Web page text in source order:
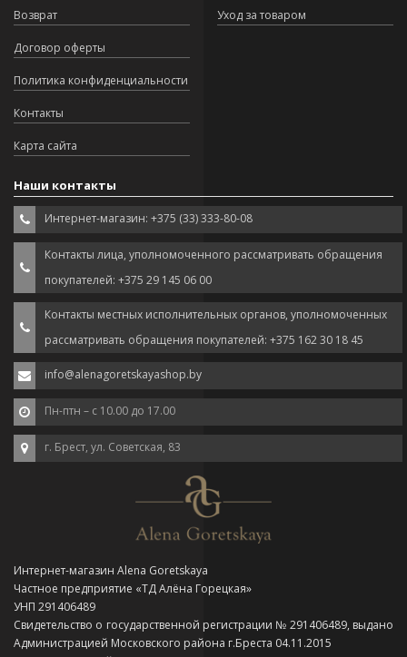
Возврат
Договор оферты
Политика конфиденциальности
Контакты
Карта сайта
Уход за товаром
Наши контакты
Интернет-магазин: +375 (33) 333-80-08
Контакты лица, уполномоченного рассматривать обращения
покупателей: +375 29 145 06 00
Контакты местных исполнительных органов, уполномоченных
рассматривать обращения покупателей: +375 162 30 18 45
info@alenagoretskayashop.by
Пн-птн – с 10.00 до 17.00
г. Брест, ул. Советская, 83
Интернет-магазин Alena Goretskaya
Частное предприятие «ТД Алёна Горецкая»
УНП 291406489
Свидетельство о государственной регистрации № 291406489, выдано
Администрацией Московского района г.Бреста 04.11.2015